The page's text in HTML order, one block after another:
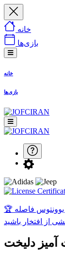
خانه
بازی‌ها
خانه
بازی‌ها
🏆 فقط ۴ دقیقه با عضویت رسمی در باشگاه یوونتوس فاصله
دلیخت